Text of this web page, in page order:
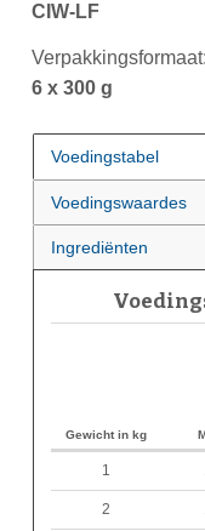
CIW-LF
Verpakkingsformaat:
6 x 300 g
Voedingstabel
Voedingswaardes
Ingrediënten
Gewicht in kg
1
2